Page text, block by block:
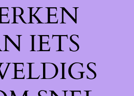
IETS